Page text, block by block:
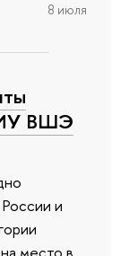
8 июля
ВШЭ
и